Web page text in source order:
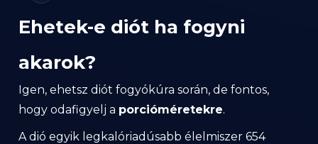
Ehetek-e diót ha fogyni
akarok?
Igen, ehetsz diót fogyókúra során, de fontos,
hogy odafigyelj a porcióméretekre.
A dió egyik legkalóriadúsabb élelmiszer 654